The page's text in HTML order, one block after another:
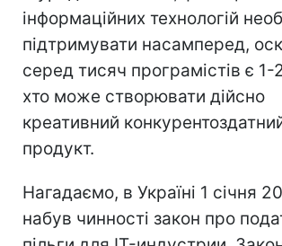
інформаційних технологій
підтримувати насамперед,
серед тисяч програмістів є 1-
хто може створювати дійсно
креативний
продукт.
Нагадаємо, в Україні 1 січня
набув чинності закон про